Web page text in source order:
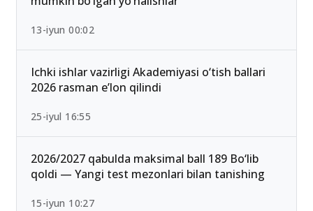
13-iyun 00:02
Ichki ishlar vazirligi Akademiyasi o‘tish ballari
2026 rasman e’lon qilindi
25-iyul 16:55
2026/2027 qabulda maksimal ball 189 Bo‘lib
qoldi — Yangi test mezonlari bilan tanishing
15-iyun 10:27